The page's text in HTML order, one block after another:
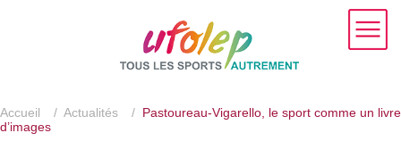
Accueil / Actualités / Pastoureau-Vigarello, le sport comme un livre
d’images